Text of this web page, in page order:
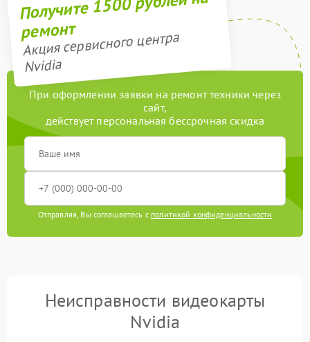
ремонт
Акция сервисного центра
Nvidia
При оформлении заявки на ремонт техники через
сайт,
действует персональная бессрочная скидка
Отправляя, Вы соглашаетесь с политикой конфиденциальности
Неисправности видеокарты
Nvidia